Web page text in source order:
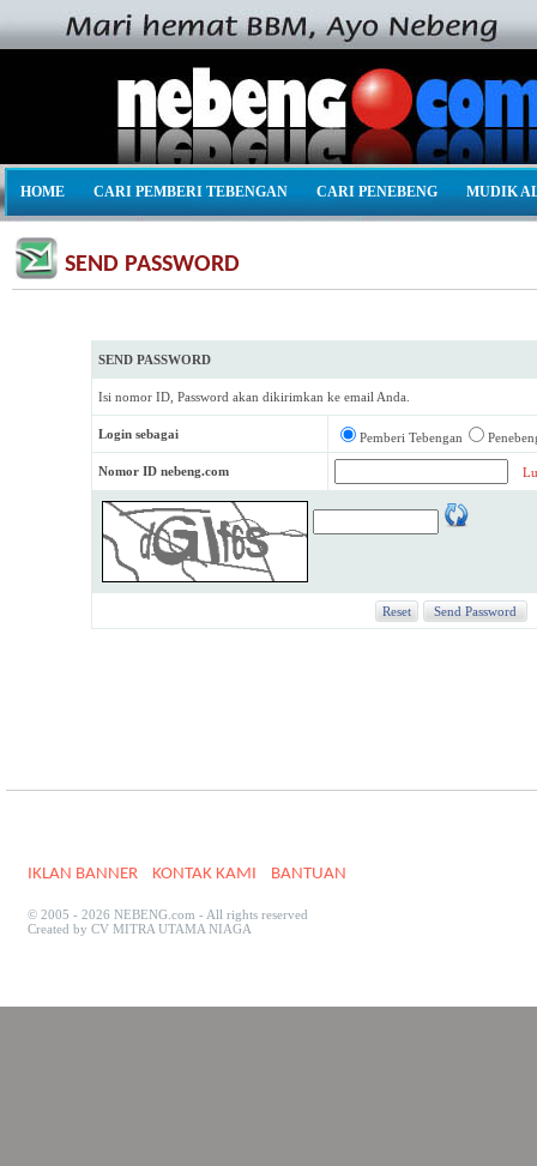
HOME CARI PEMBERI TEBENGAN CARI PENEBENG MUDIK
SEND PASSWORD
SEND PASSWORD
Isi nomor ID, Password akan dikirimkan ke email Anda.
Login sebagai Pemberi Tebengan
Nomor ID nebeng.com
IKLAN BANNER KONTAK KAMI BANTUAN
© 2005 - 2026 NEBENG.com - All rights reserved
Created by CV MITRA UTAMA NIAGA